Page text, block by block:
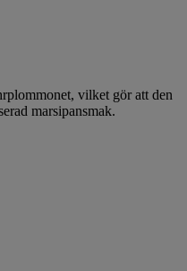
vilket gör att den
marsipansmak.